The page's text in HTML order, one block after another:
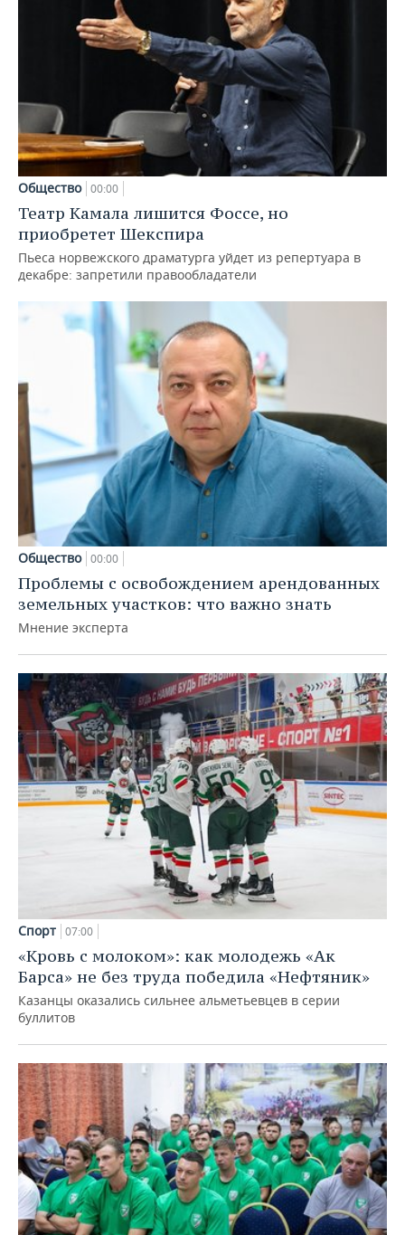
Общество 00:00
Театр Камала лишится Фоссе, но
приобретет Шекспира
Пьеса норвежского драматурга уйдет из репертуара в
декабре: запретили правообладатели
Общество 00:00
Проблемы с освобождением арендованных
земельных участков: что важно знать
Мнение эксперта
Спорт 07:00
«Кровь с молоком»: как молодежь «Ак
Барса» не без труда победила «Нефтяник»
Казанцы оказались сильнее альметьевцев в серии
буллитов